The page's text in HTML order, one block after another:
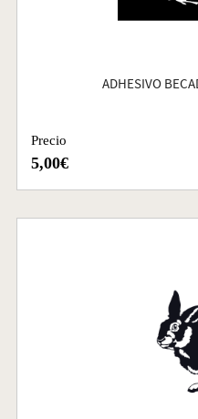
ADHESIVO
Precio
5,00€